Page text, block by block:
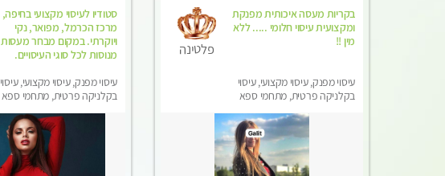
בקריות מעסה איכותית מפנקת
ומקצועית עיסוי חלומי ..... ללא
מין !!
עיסוי מפנק, עיסוי מקצועי, עיסוי
בקלניקה פרטית, מתחמי ספא
פלטינה
סטודיו לעיסוי מקצועי בחיפה,
מרכז הכרמל, מפואר, נקי
ויוקרתי. במקום מבחר מעסות
מנוסות לכל סוגי העיסויים.
עיסוי מפנק, עיסוי מקצועי, עיסוי
בקלניקה פרטית, מתחמי ספא